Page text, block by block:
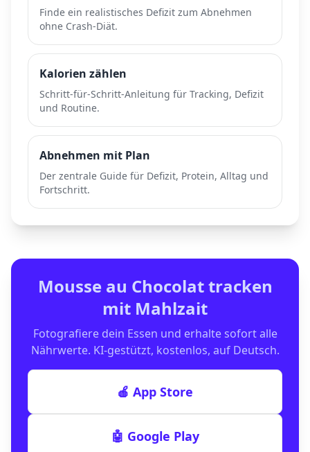
Finde ein realistisches Defizit zum Abnehmen
ohne Crash-Diät.
Kalorien zählen
Schritt-für-Schritt-Anleitung für Tracking, Defizit
und Routine.
Abnehmen mit Plan
Der zentrale Guide für Defizit, Protein, Alltag und
Fortschritt.
Mousse au Chocolattracken
mit Mahlzait
Fotografiere dein Essen und erhalte sofort alle
Nährwerte. KI-gestützt, kostenlos, auf Deutsch.
🍎 App Store
🤖 Google Play